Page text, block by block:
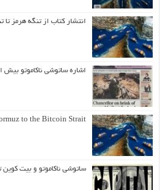
انتشار کتاب از تنگه هرمز
اشاره ساتوشی ناکاموتو
to the Bitcoin Strait
ساتوشی ناکاموتو و بیت کوین